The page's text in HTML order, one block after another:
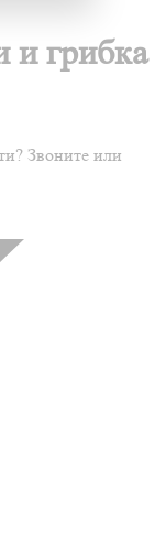
и грибка
Звоните или